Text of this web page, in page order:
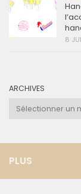
8
ARCHIVES
Archives
PLUS